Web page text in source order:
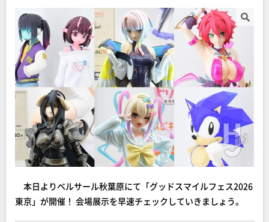
本日よりベルサール秋葉原にて「グッドスマイルフェス2026
東京」が開催！ 会場展示を早速チェックしていきましょう。